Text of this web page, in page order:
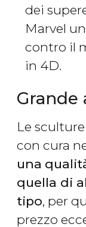
dei
Marvel
contro il
in 4D.
Grande
Le
con cura
una
quella di
tipo, per
prezzo